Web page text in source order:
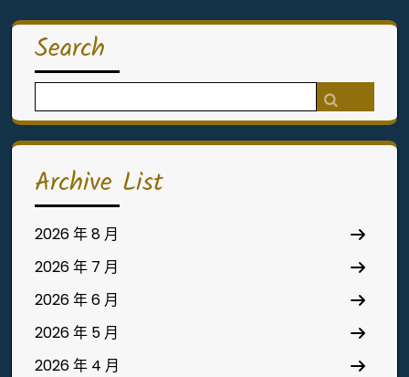
Search
for:
Archive List
2026 年 8 月
2026 年 7 月
2026 年 6 月
2026 年 5 月
2026 年 4 月